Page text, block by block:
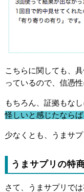
こちらに関しても、
っているので、信憑
もちろん、証拠もな
怪しいと感じたなら
少なくとも、うまサ
うまサプリの特
さて、うまサプリで